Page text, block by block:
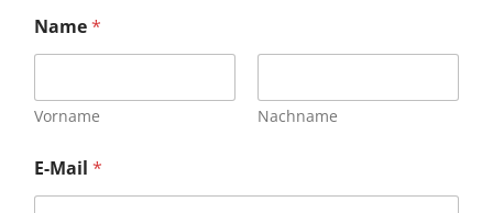
Name*
Vorname Nachname
E-Mail *